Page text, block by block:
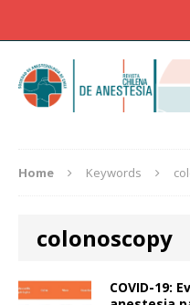
Home Keywords
colonoscopy
COVID-19: